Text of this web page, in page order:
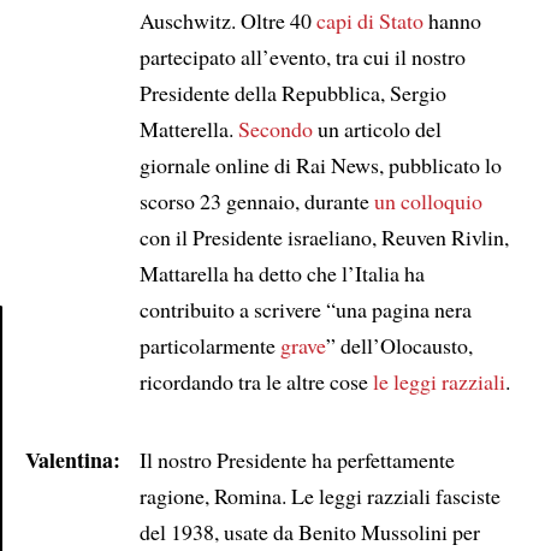
Auschwitz. Oltre 40capi di Statohanno
partecipato all’evento, tra cui il nostro
Presidente della Repubblica, Sergio
Matterella. Secondoun articolo del
giornale online di Rai News, pubblicato lo
scorso 23 gennaio, duranteun colloquio
con il Presidente israeliano, Reuven Rivlin,
Mattarella ha detto che l’Italia ha
contribuito a scrivere “una pagina nera
particolarmente grave” dell’Olocausto,
ricordando tra le altre cosele leggi razziali.
Valentina:
Il nostro Presidente ha perfettamente
ragione, Romina. Le leggi razziali fasciste
del 1938, usate da Benito Mussolini per